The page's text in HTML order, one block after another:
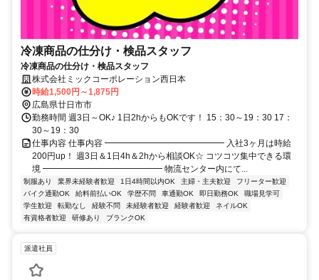
冷凍商品の仕分け・検品スタッフ
冷凍商品の仕分け・検品スタッフ
株式会社ミックコーポレーション西日本
時給1,500円～1,875円
広島県廿日市市
勤務時間 週3日～OK♪ 1日2hからもOKです！ 15：30～19：30 17：
30～19：30
仕事内容 仕事内容 ━━━━━━━━━━━━━━ 入社3ヶ月は時給
200円up！ 週3日＆1日4h＆2hから相談OK☆ コツコツ集中できる環
境 ━━━━━━━━━━━━━━ 物流センター内にて...
制服あり 業界未経験者歓迎 1日4時間以内OK 主婦・主夫歓迎
フリーター歓迎
バイク通勤OK
給料前払いOK 学歴不問 車通勤OK 即日勤務OK
職場見学可
学生歓迎
転勤なし 経験不問 未経験者歓迎 経験者歓迎
ネイルOK
有資格者歓迎
研修あり ブランクOK
派遣社員